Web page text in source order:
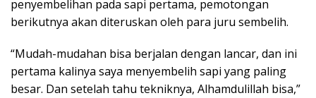
penyembelihan pada sapi pertama, pemotongan
berikutnya akan diteruskan oleh para juru sembelih.
“Mudah-mudahan bisa berjalan dengan lancar, dan ini
pertama kalinya saya menyembelih sapi yang paling
besar. Dan setelah tahu tekniknya, Alhamdulillah bisa,”